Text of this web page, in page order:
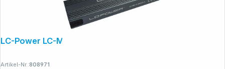
LC-Power LC-M2-C-MULTI-3
Artikel-Nr.:808971